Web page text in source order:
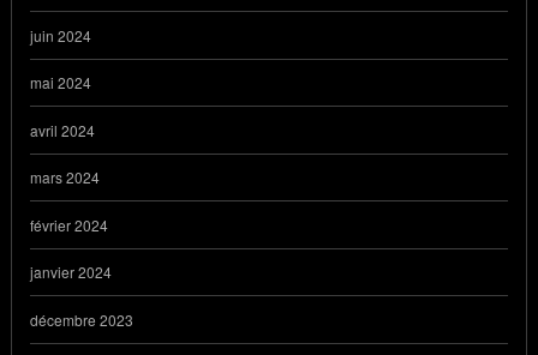
juin 2024
mai 2024
avril 2024
mars 2024
février 2024
janvier 2024
décembre 2023